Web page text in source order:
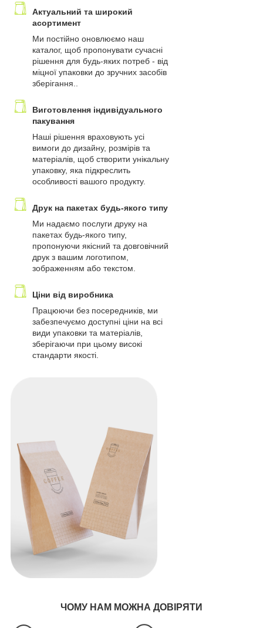
Актуальний та широкий
асортимент
Ми постійно оновлюємо наш
каталог, щоб пропонувати сучасні
рішення для будь-яких потреб - від
міцної упаковки до зручних засобів
зберігання..
Виготовлення індивідуального
пакування
Наші рішення враховують усі
вимоги до дизайну, розмірів та
матеріалів, щоб створити унікальну
упаковку, яка підкреслить
особливості вашого продукту.
Друк на пакетах будь-якого типу
Ми надаємо послуги друку на
пакетах будь-якого типу,
пропонуючи якісний та довговічний
друк з вашим логотипом,
зображенням або текстом.
Ціни від виробника
Працюючи без посередників, ми
забезпечуємо доступні ціни на всі
види упаковки та матеріалів,
зберігаючи при цьому високі
стандарти якості.
ЧОМУ НАМ МОЖНА ДОВІРЯТИ